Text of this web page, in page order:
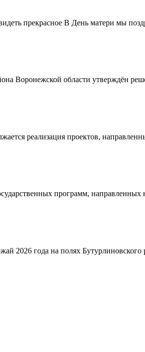
прекрасное В День матери мы
Воронежской области утверждён
реализация проектов,
программ,
2026 года на полях